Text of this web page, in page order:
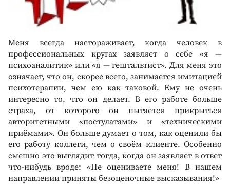
Меня всегда настораживает, когда человек в
профессиональных кругах заявляет о себе «я —
психоаналитик» или «я — гештальтист». Для меня это
означает, что он, скорее всего, занимается имитацией
психотерапии, чем ею как таковой. Ему не очень
интересно то, что он делает. В его работе больше
страха, от которого он пытается прикрыться
авторитетными «постулатами» и «техническими
приёмами». Он больше думает о том, как оценили бы
его работу коллеги, чем о своём клиенте. Особенно
смешно это выглядит тогда, когда он заявляет в ответ
что-нибудь вроде: «Не оцениваете меня! В нашем
направлении приняты безоценочные высказывания!»